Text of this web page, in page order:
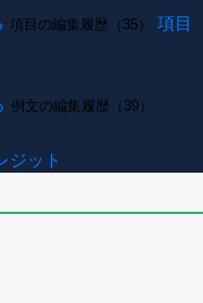
項目の編集履歴（35）
項目
例文の編集履歴（39）
ジット